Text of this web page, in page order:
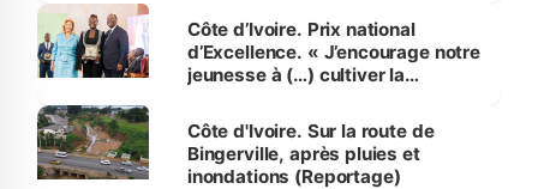
Côte d’Ivoire. Prix national
d’Excellence. « J’encourage notre
jeunesse à (…) cultiver la
(Alassane Ouattara
Côte d'Ivoire. Sur la route de
Bingerville, après pluies et
inondations (Reportage)